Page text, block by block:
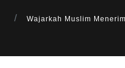
Wajarkah Muslim